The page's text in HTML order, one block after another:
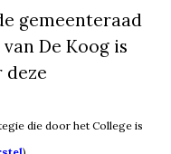
gemeenteraad
De Koog is
deze
die door het College is